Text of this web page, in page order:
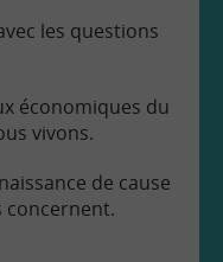
les questions
économiques du
vivons.
de cause
concernent.